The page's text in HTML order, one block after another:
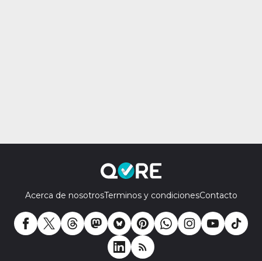
Acerca de nosotrosTerminos y condicionesContacto